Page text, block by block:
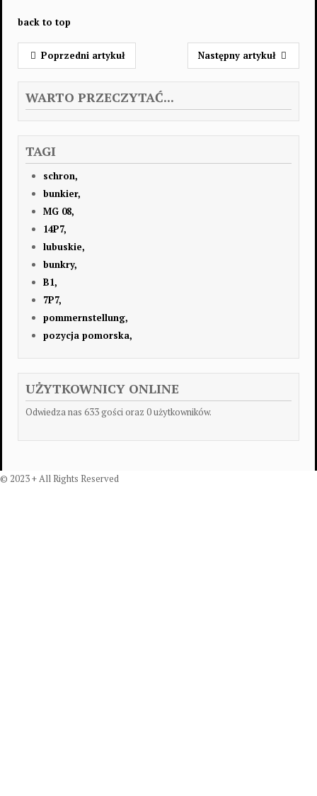
back to top
Poprzedni artykuł Następny artykuł
WARTO PRZECZYTAĆ...
TAGI
schron,
bunkier,
MG 08,
14P7,
lubuskie,
bunkry,
B1,
7P7,
pommernstellung,
pozycja pomorska,
UŻYTKOWNICY ONLINE
Odwiedza nas 633 gości oraz 0 użytkowników.
© 2023 + All Rights Reserved